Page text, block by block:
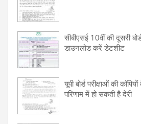
सीबीएसई 10वीं की दूसरी
डाउनलोड करें डेटशीट
यूपी बोर्ड परीक्षाओं की
परिणाम में हो सकती है देरी